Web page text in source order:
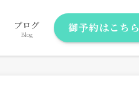
ブログ
Blog 御予約はこちら